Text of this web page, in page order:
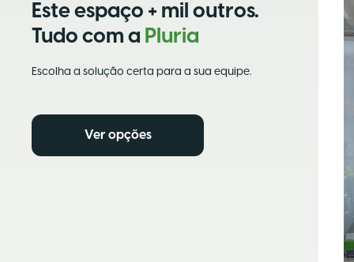
Este espaço + mil outros.
Tudo com a Pluria
Escolha a solução certa para a sua equipe.
Ver opções